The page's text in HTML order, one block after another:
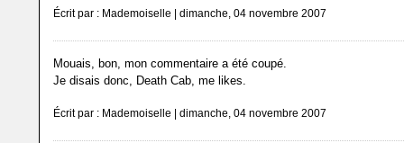
Écrit par : Mademoiselle | dimanche, 04 novembre 2007
Mouais, bon, mon commentaire a été coupé.
Je disais donc, Death Cab, me likes.
Écrit par : Mademoiselle | dimanche, 04 novembre 2007